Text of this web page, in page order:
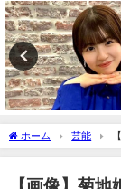
ホーム 芸能
まう